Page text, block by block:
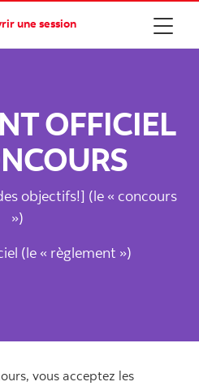
une session
OFFICIEL
objectifs!] (le « concours
»)
(le « règlement »)
vous acceptez les